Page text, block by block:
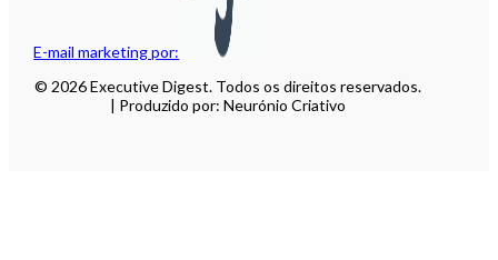
E-mail marketing por:
© 2026 Executive Digest. Todos os direitos reservados.
| Produzido por: Neurónio Criativo